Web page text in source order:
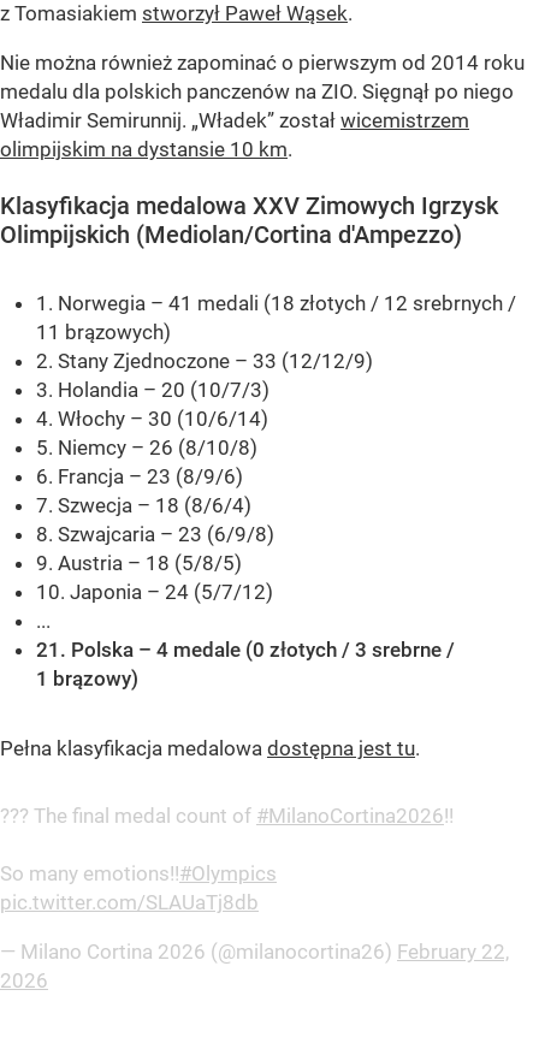
z Tomasiakiem stworzył Paweł Wąsek.
Nie można również zapominać o pierwszym od 2014 roku
medalu dla polskich panczenów na ZIO. Sięgnął po niego
Władimir Semirunnij. „Władek” został wicemistrzem
olimpijskim na dystansie 10 km.
Klasyfikacja medalowa XXV Zimowych Igrzysk
Olimpijskich (Mediolan/Cortina d'Ampezzo)
1. Norwegia – 41 medali (18 złotych / 12 srebrnych /
11 brązowych)
2. Stany Zjednoczone – 33 (12/12/9)
3. Holandia – 20 (10/7/3)
4. Włochy – 30 (10/6/14)
5. Niemcy – 26 (8/10/8)
6. Francja – 23 (8/9/6)
7. Szwecja – 18 (8/6/4)
8. Szwajcaria – 23 (6/9/8)
9. Austria – 18 (5/8/5)
10. Japonia – 24 (5/7/12)
...
21. Polska – 4 medale (0 złotych / 3 srebrne /
1 brązowy)
Pełna klasyfikacja medalowa dostępna jest tu.
??? The final medal count of #MilanoCortina2026!!
So many emotions!!#Olympics
pic.twitter.com/SLAUaTj8db
— Milano Cortina 2026 (@milanocortina26) February 22,
2026